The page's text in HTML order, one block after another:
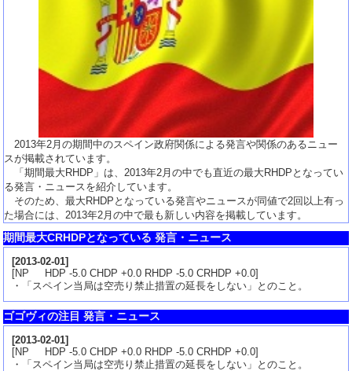
2013年2月の期間中のスペイン政府関係による発言や関係のあるニュー
スが掲載されています。
「期間最大RHDP」は、2013年2月の中でも直近の最大RHDPとなってい
る発言・ニュースを紹介しています。
そのため、最大RHDPとなっている発言やニュースが同値で2回以上有っ
た場合には、2013年2月の中で最も新しい内容を掲載しています。
期間最大CRHDPとなっている 発言・ニュース
[2013-02-01]
[NP HDP -5.0 CHDP +0.0 RHDP -5.0 CRHDP +0.0]
・「スペイン当局は空売り禁止措置の延長をしない」とのこと。
ゴゴヴィの注目 発言・ニュース
[2013-02-01]
[NP HDP -5.0 CHDP +0.0 RHDP -5.0 CRHDP +0.0]
・「スペイン当局は空売り禁止措置の延長をしない」とのこと。